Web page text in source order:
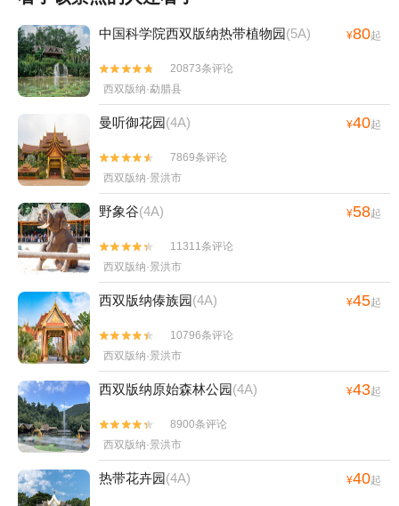
中国科学院西双版纳热带植物园(5A) ¥80起


20873条评论
西双版纳·勐腊县
曼听御花园(4A) ¥40起


7869条评论
西双版纳·景洪市
野象谷(4A) ¥58起


11311条评论
西双版纳·景洪市
西双版纳傣族园(4A) ¥45起


10796条评论
西双版纳·景洪市
西双版纳原始森林公园(4A) ¥43起


8900条评论
西双版纳·景洪市
热带花卉园(4A) ¥40起